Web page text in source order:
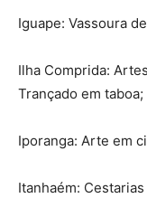
Iguape: Vassoura
Ilha Comprida:
Trançado em taboa;
Iporanga: Arte em
Itanhaém: